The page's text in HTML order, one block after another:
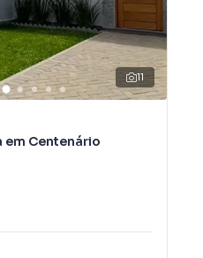
11
em Centenário